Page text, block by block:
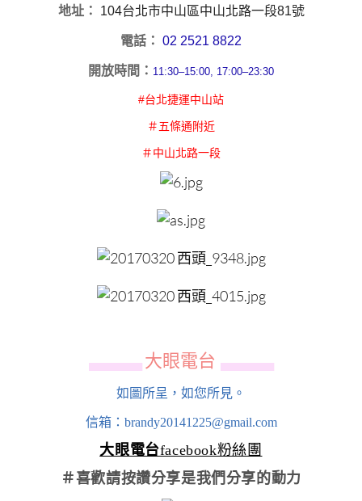
地址： 104台北市中山區中山北路一段81號
電話： 02 2521 8822
開放時間： 11:30–15:00, 17:00–23:30
#台北捷運中山站
＃五條通附近
＃中山北路一段
▄▄▄▄▄▄ 大眼電台 ▄▄▄▄▄▄
如圖所呈，如您所見。
信箱：brandy20141225@gmail.com
大眼電台facebook粉絲團
＃喜歡請按讚分享是我們分享的動力